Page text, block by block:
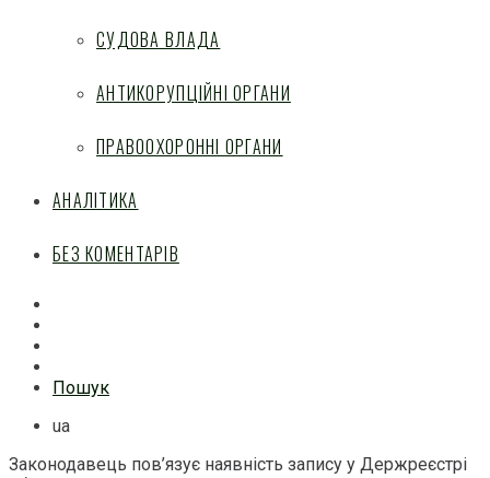
СУДОВА ВЛАДА
АНТИКОРУПЦІЙНІ ОРГАНИ
ПРАВООХОРОННІ ОРГАНИ
АНАЛІТИКА
БЕЗ КОМЕНТАРІВ
Пошук
ua
Законодавець пов’язує наявність запису у Держреєстрі